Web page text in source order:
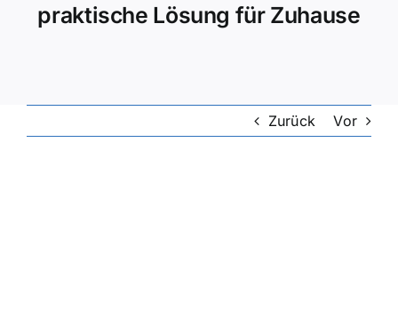
praktische Lösung für Zuhause
Zurück Vor